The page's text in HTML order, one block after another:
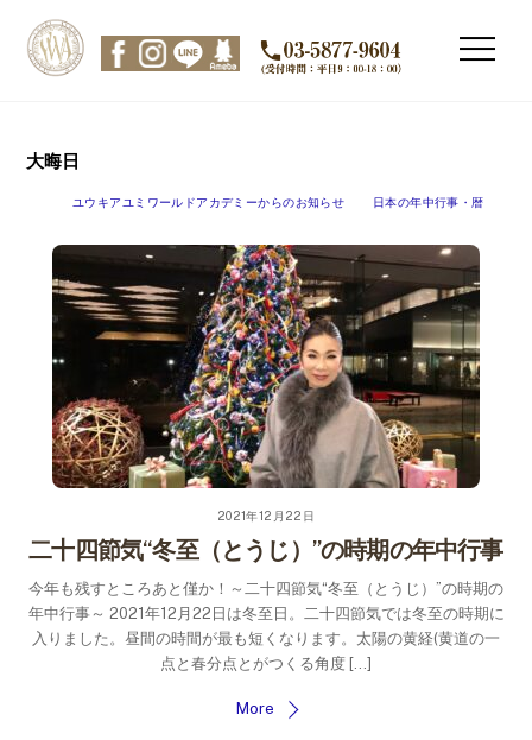
content
Menu
大晦日
ユウキアユミワールドアカデミーからのお知らせ 日本の年中行事・暦
2021年12月22日
二十四節気“冬至（とうじ）”の時期の年中行事
今年も残すところあと僅か！～二十四節気“冬至（とうじ）”の時期の
年中行事～ 2021年12月22日は冬至日。二十四節気では冬至の時期に
入りました。昼間の時間が最も短くなります。太陽の黄経(黄道の一
点と春分点とがつくる角度 […]
More